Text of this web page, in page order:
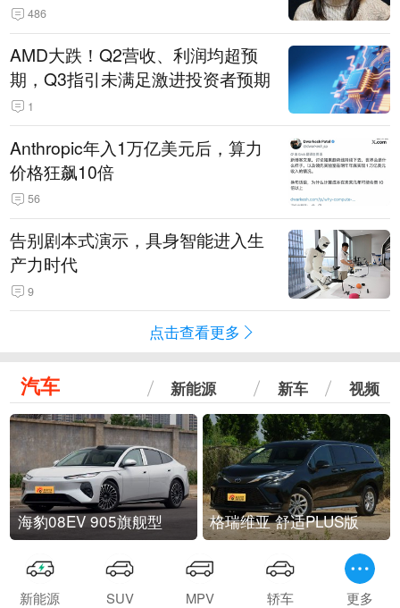
486
AMD大跌！Q2营收、利润均超预
期，Q3指引未满足激进投资者预期
1
Anthropic年入1万亿美元后，算力
价格狂飙10倍
56
告别剧本式演示，具身智能进入生
产力时代
9
点击查看更多
汽车 新能源 新车 视频
海豹08EV 905旗舰型 格瑞维亚 舒适PLUS版
新能源 SUV MPV 轿车 更多